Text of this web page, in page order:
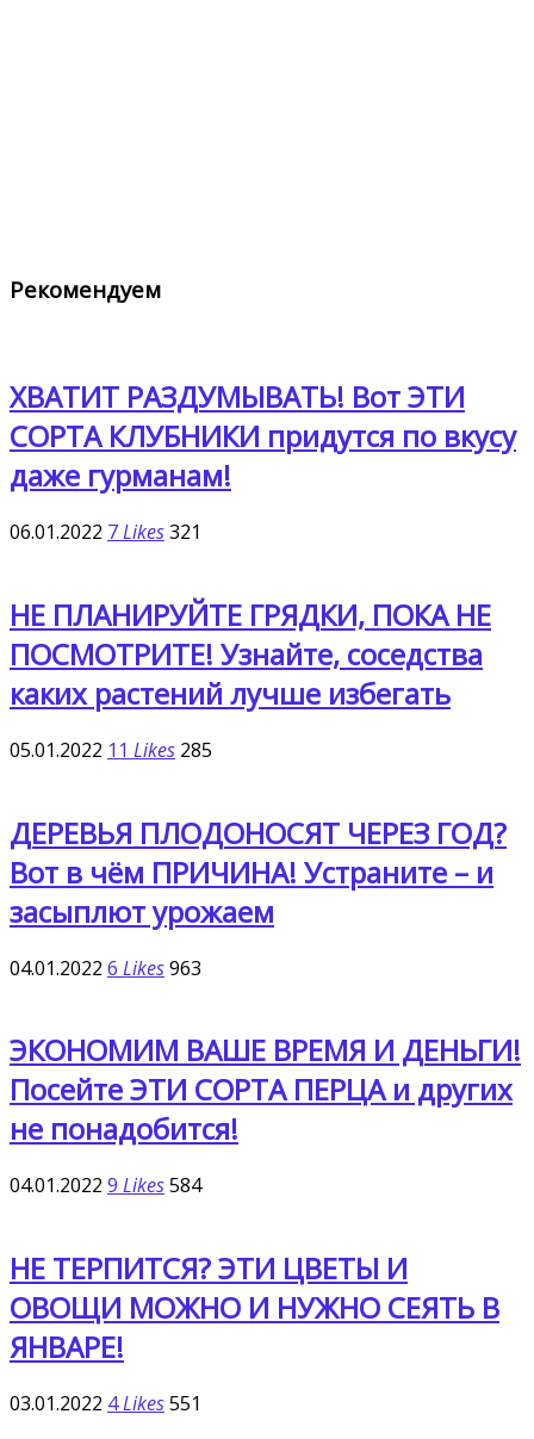
Рекомендуем
ХВАТИТ РАЗДУМЫВАТЬ! Вот ЭТИ
СОРТА КЛУБНИКИ придутся по вкусу
даже гурманам!
06.01.2022 7Likes321
НЕ ПЛАНИРУЙТЕ ГРЯДКИ, ПОКА НЕ
ПОСМОТРИТЕ! Узнайте, соседства
каких растений лучше избегать
05.01.2022 11 Likes 285
ДЕРЕВЬЯ ПЛОДОНОСЯТ ЧЕРЕЗ ГОД?
Вот в чём ПРИЧИНА! Устраните – и
засыплют урожаем
04.01.2022 6 Likes963
ЭКОНОМИМ ВАШЕ ВРЕМЯ И ДЕНЬГИ!
Посейте ЭТИ СОРТА ПЕРЦА и других
не понадобится!
04.01.2022 9 Likes584
НЕ ТЕРПИТСЯ? ЭТИ ЦВЕТЫ И
ОВОЩИ МОЖНО И НУЖНО СЕЯТЬ В
ЯНВАРЕ!
03.01.2022 4Likes551